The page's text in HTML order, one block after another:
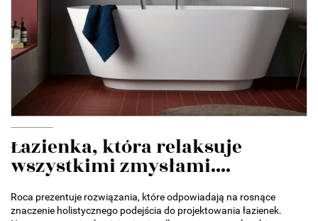
Łazienka, która relaksuje
wszystkimi zmysłami....
Roca prezentuje rozwiązania, które odpowiadają na rosnące
znaczenie holistycznego podejścia do projektowania łazienek.